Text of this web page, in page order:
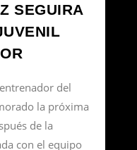
SEGUIRA
del
la próxima
de la
con el equipo